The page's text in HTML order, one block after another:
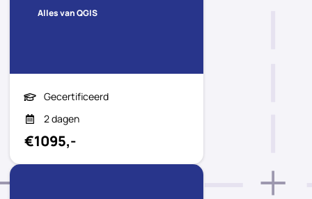
Alles van QGIS
Gecertificeerd
2 dagen
€1095,-